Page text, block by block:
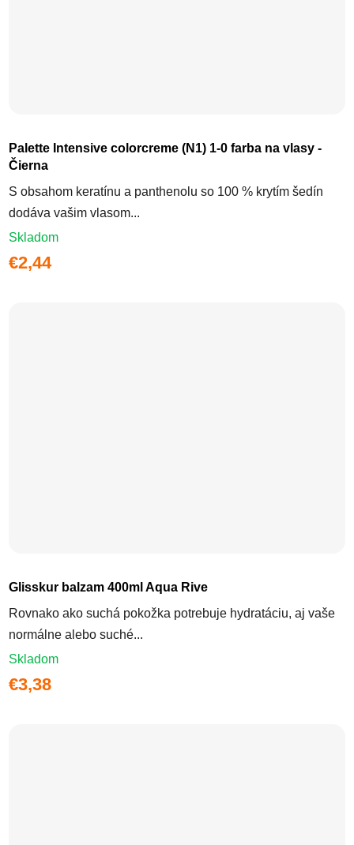
Palette Intensive colorcreme (N1) 1-0 farba na vlasy -
Čierna
S obsahom keratínu a panthenolu so 100 % krytím šedín
dodáva vašim vlasom...
Skladom
€2,44
Glisskur balzam 400ml Aqua Rive
Rovnako ako suchá pokožka potrebuje hydratáciu, aj vaše
normálne alebo suché...
Skladom
€3,38